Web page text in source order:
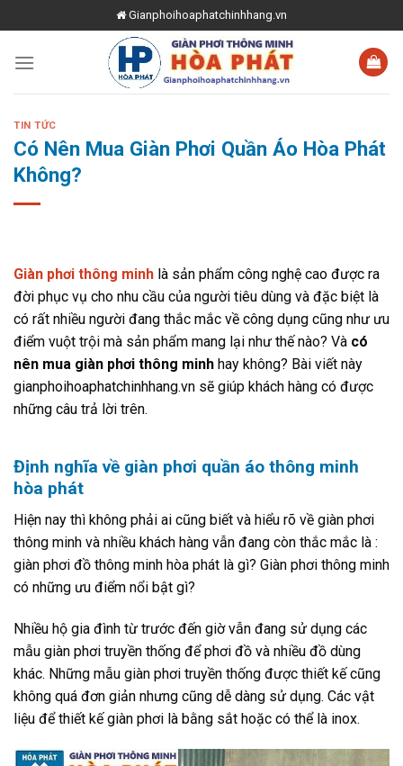
to
content
Gianphoihoaphatchinhhang.vn
TIN TỨC
Có Nên Mua Giàn Phơi Quần Áo Hòa Phát
Không?
Giàn phơi thông minh là sản phẩm công nghệ cao được ra
đời phục vụ cho nhu cầu của người tiêu dùng và đặc biệt là
có rất nhiều người đang thắc mắc về công dụng cũng như ưu
điểm vuột trội mà sản phẩm mang lại như thế nào? Và có
nên mua giàn phơi thông minh hay không? Bài viết này
gianphoihoaphatchinhhang.vn sẽ giúp khách hàng có được
những câu trả lời trên.
Định nghĩa về giàn phơi quần áo thông minh
hòa phát
Hiện nay thì không phải ai cũng biết và hiểu rõ về giàn phơi
thông minh và nhiều khách hàng vẫn đang còn thắc mắc là :
giàn phơi đồ thông minh hòa phát là gì? Giàn phơi thông minh
có những ưu điểm nổi bật gì?
Nhiều hộ gia đình từ trước đến giờ vẫn đang sử dụng các
mẫu giàn phơi truyền thống để phơi đồ và nhiều đồ dùng
khác. Những mẫu giàn phơi truyền thống được thiết kế cũng
không quá đơn giản nhưng cũng dễ dàng sử dụng. Các vật
liệu để thiết kế giàn phơi là bằng sắt hoặc có thể là inox.